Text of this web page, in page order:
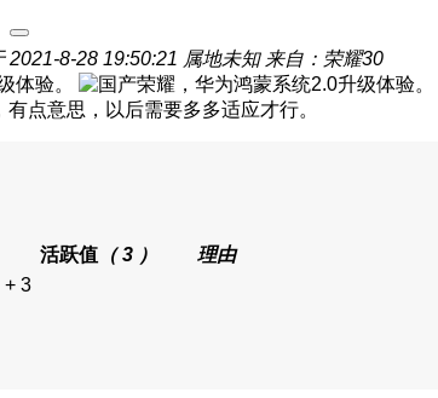
2021-8-28 19:50:21 属地未知 来自：荣耀30
点意思，以后需要多多适应才行。
活跃值 （ 3 ）
理由
+ 3